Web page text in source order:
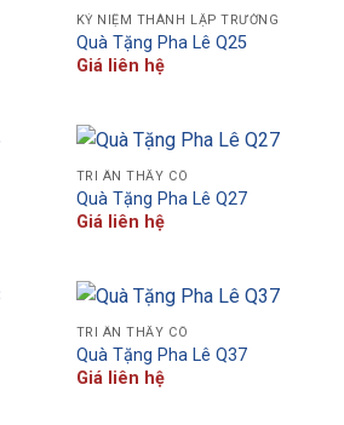
KỶ NIỆM THÀNH LẬP TRƯỜNG
Quà Tặng Pha Lê Q25
Giá liên hệ
TRI ÂN THẦY CÔ
Quà Tặng Pha Lê Q27
Giá liên hệ
TRI ÂN THẦY CÔ
Quà Tặng Pha Lê Q37
Giá liên hệ